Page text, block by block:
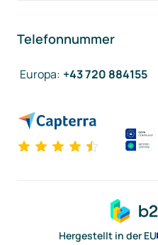
Telefonnummer
Europa: +43 720 884155
Hergestellt in der EU